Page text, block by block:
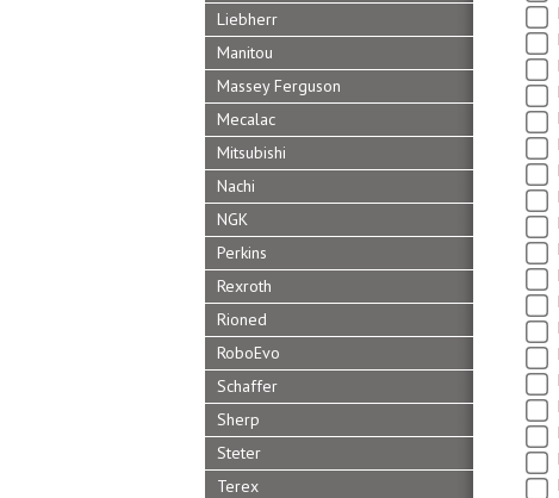
Liebherr
Manitou
Massey Ferguson
Mecalac
Mitsubishi
Nachi
NGK
Perkins
Rexroth
Rioned
RoboEvo
Schaffer
Sherp
Steter
Terex